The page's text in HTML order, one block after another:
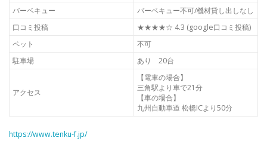
バーベキュー
バーベキュー不可/機材貸し出しなし
口コミ投稿
★★★★☆ 4.3 (google口コミ投稿)
ペット
不可
駐車場
あり 20台
アクセス
【電車の場合】
三角駅より車で21分
【車の場合】
九州自動車道 松橋ICより50分
https://www.tenku-f.jp/